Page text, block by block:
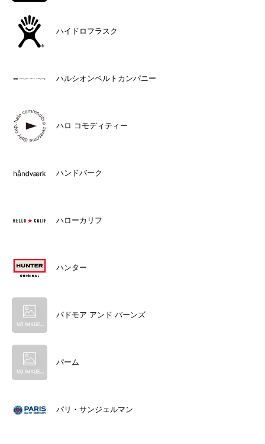
ハイドロフラスク
ハルシオンベルトカンパニー
ハロ コモディティー
ハンドバーク
ハローカリフ
ハンター
パドモア アンド バーンズ
パーム
パリ・サンジェルマン